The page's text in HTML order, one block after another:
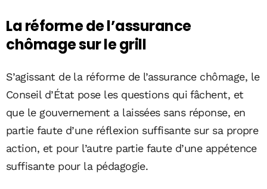
La réforme de l’assurance
chômage sur le grill
S’agissant de la réforme de l’assurance chômage, le
Conseil d’État pose les questions qui fâchent, et
que le gouvernement a laissées sans réponse, en
partie faute d’une réflexion suffisante sur sa propre
action, et pour l’autre partie faute d’une appétence
suffisante pour la pédagogie.